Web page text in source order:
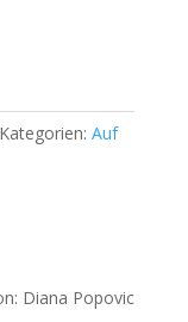
Kategorien: Auf
Diana Popovic